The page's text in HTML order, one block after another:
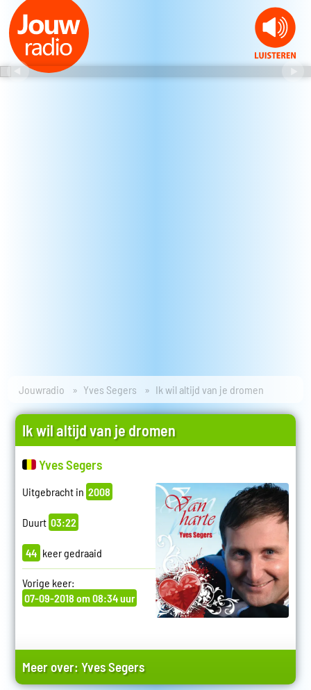
Jouwradio Yves Segers Ik wil altijd van je dromen
Ik wil altijd van je dromen
Yves Segers
Uitgebracht in 2008
Duurt 03:22
44 keer gedraaid
Vorige keer:
07-09-2018 om 08:34 uur
Meer over:Yves Segers